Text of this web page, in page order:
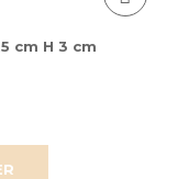
cm H 3 cm